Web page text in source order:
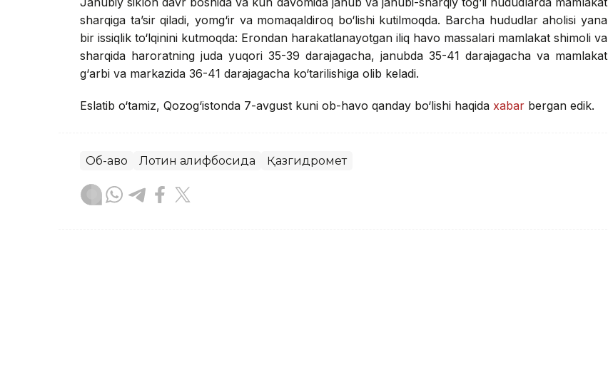
sharqiga ta’sir qiladi, yomg‘ir va momaqaldiroq bo‘lishi kutilmoqda. Barcha hududlar aholisi yana
bir issiqlik to‘lqinini kutmoqda: Erondan harakatlanayotgan iliq havo massalari mamlakat shimoli va
sharqida haroratning juda yuqori 35-39 darajagacha, janubda 35-41 darajagacha va mamlakat
g‘arbi va markazida 36-41 darajagacha ko‘tarilishiga olib keladi.
Eslatib o‘tamiz, Qozog‘istonda 7-avgust kuni ob-havo qanday bo‘lishi haqida xabar bergan edik.
Об-ҳаво Лотин алифбосида Қазгидромет